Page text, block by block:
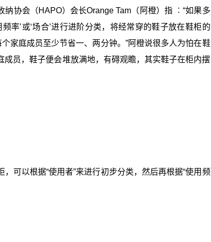
协会（HAPO）会长Orange Tam（阿橙）指 ︰“如果多
率’或‘场合’进行进阶分类，将经常穿的鞋子放在鞋柜的
家庭成员至少节省一、两分钟。”阿橙说很多人为怕在鞋
员，鞋子便会堆放满地，有碍观瞻，其实鞋子在柜内摆
可以根据“使用者”来进行初步分类，然后再根据“使用频